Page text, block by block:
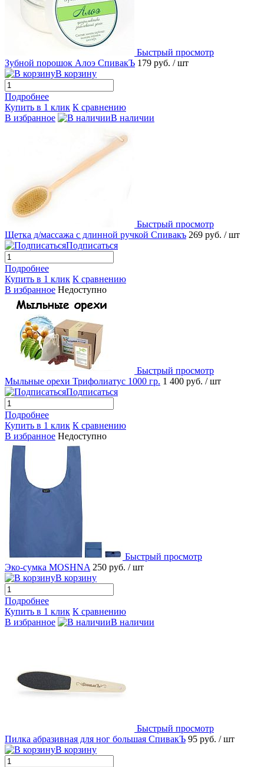
Быстрый просмотр
Зубной порошок Алоэ СпивакЪ 179 руб. / шт
В корзину
Подробнее
Купить в 1 клик К сравнению
В избранное
В наличии
Быстрый просмотр
Щетка д/массажа с длинной ручкой Спивакъ 269 руб. / шт
Подписаться
Подробнее
Купить в 1 клик К сравнению
В избранное Недоступно
Быстрый просмотр
Мыльные орехи Трифолиатус 1000 гр. 1 400 руб. / шт
Подписаться
Подробнее
Купить в 1 клик К сравнению
В избранное Недоступно
Быстрый просмотр
Эко-сумка MOSHNA 250 руб. / шт
В корзину
Подробнее
Купить в 1 клик К сравнению
В избранное
В наличии
Быстрый просмотр
Пилка абразивная для ног большая СпивакЪ 95 руб. / шт
В корзину